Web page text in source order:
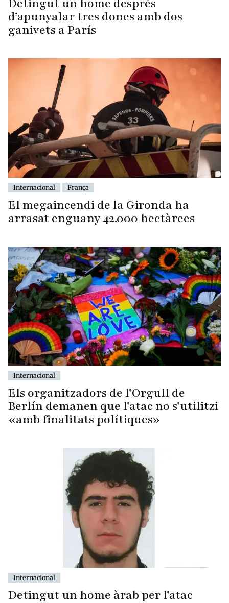
d’apunyalar tres dones amb dos
ganivets a París
Internacional França
El megaincendi de la Gironda ha
arrasat enguany 42.000 hectàrees
Internacional
Els organitzadors de l’Orgull de
Berlín demanen que l’atac no s’utilitzi
«amb finalitats polítiques»
Internacional
Detingut un home àrab per l’atac